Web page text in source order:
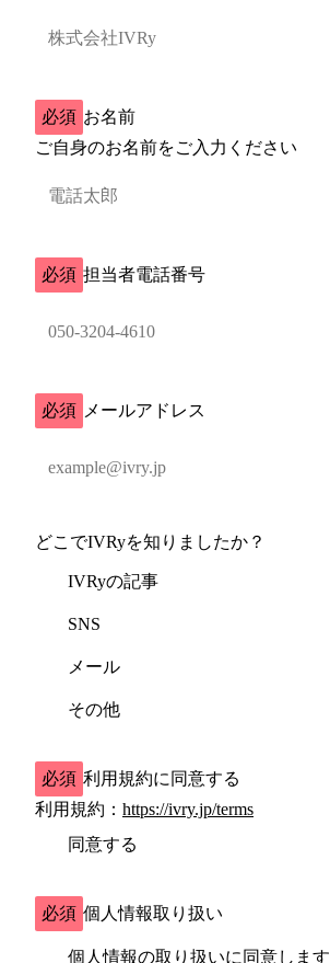
必須 お名前
ご自身のお名前をご入力ください
必須 担当者電話番号
必須 メールアドレス
どこでIVRyを知りましたか？
IVRyの記事
SNS
メール
その他
必須 利用規約に同意する
利用規約： https://ivry.jp/terms
同意する
必須 個人情報取り扱い
個人情報の取り扱いに同意します